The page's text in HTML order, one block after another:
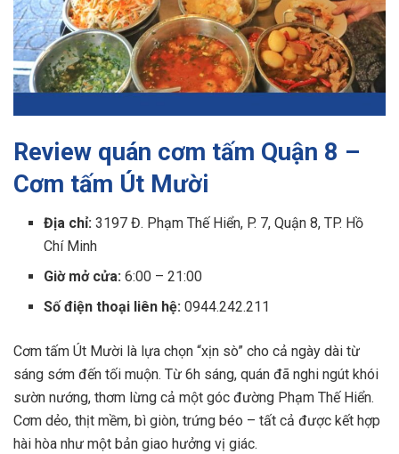
Review quán cơm tấm Quận 8 –
Cơm tấm Út Mười
Địa chỉ: 3197 Đ. Phạm Thế Hiển, P. 7, Quận 8, TP. Hồ
Chí Minh
Giờ mở cửa: 6:00 – 21:00
Số điện thoại liên hệ:0944.242.211
Cơm tấm Út Mười là lựa chọn “xịn sò” cho cả ngày dài từ
sáng sớm đến tối muộn. Từ 6h sáng, quán đã nghi ngút khói
sườn nướng, thơm lừng cả một góc đường Phạm Thế Hiển.
Cơm dẻo, thịt mềm, bì giòn, trứng béo – tất cả được kết hợp
hài hòa như một bản giao hưởng vị giác.